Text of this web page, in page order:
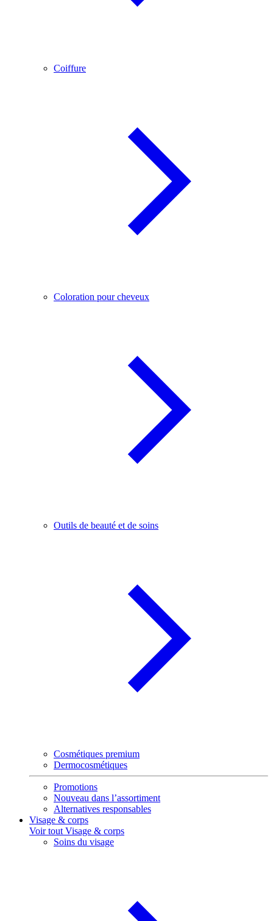
Coiffure
Coloration pour cheveux
Outils de beauté et de soins
Cosmétiques premium
Dermocosmétiques
Promotions
Nouveau dans l’assortiment
Alternatives responsables
Visage & corps
Voir tout Visage & corps
Soins du visage